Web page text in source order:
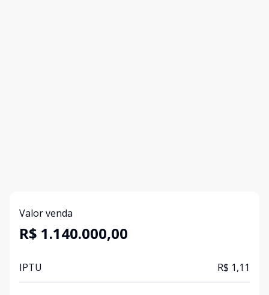
Valor venda
R$ 1.140.000,00
IPTU R$ 1,11